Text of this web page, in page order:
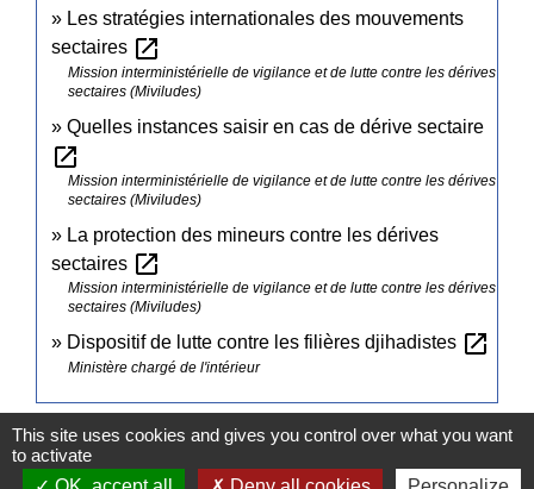
Les stratégies internationales des mouvements
sectaires open_in_new
Mission interministérielle de vigilance et de lutte contre les dérives
sectaires (Miviludes)
Quelles instances saisir en cas de dérive sectaire
open_in_new
Mission interministérielle de vigilance et de lutte contre les dérives
sectaires (Miviludes)
La protection des mineurs contre les dérives
sectaires open_in_new
Mission interministérielle de vigilance et de lutte contre les dérives
sectaires (Miviludes)
Dispositif de lutte contre les filières djihadistes open_in_new
Ministère chargé de l'intérieur
Signaler une erreur sur cette page
This site uses cookies and gives you control over what you want
to activate